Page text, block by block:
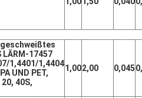
1,002,00 0,045